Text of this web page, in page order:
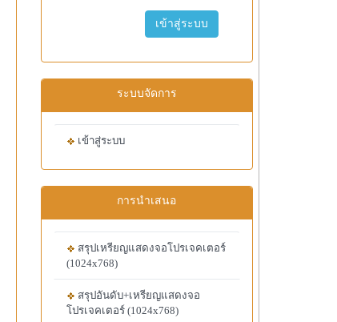
เข้าสู่ระบบ
ระบบจัดการ
เข้าสู่ระบบ
การนำเสนอ
สรุปเหรียญแสดงจอโปรเจคเตอร์
(1024x768)
สรุปอันดับ+เหรียญแสดงจอ
โปรเจคเตอร์ (1024x768)